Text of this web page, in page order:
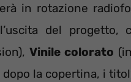
in rotazione
del
Vinile colorato
dopo la copertina, i